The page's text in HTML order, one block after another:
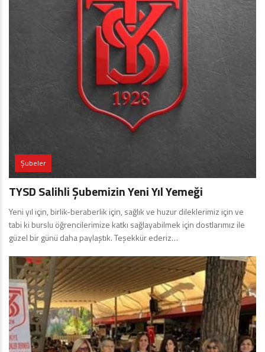
Şubeler
TYSD Salihli Şubemizin Yeni Yıl Yemeği
Yeni yıl için, birlik-beraberlik için, sağlık ve huzur dileklerimiz için ve
tabi ki burslu öğrencilerimize katkı sağlayabilmek için dostlarımız ile
güzel bir günü daha paylaştık. Teşekkür ederiz…